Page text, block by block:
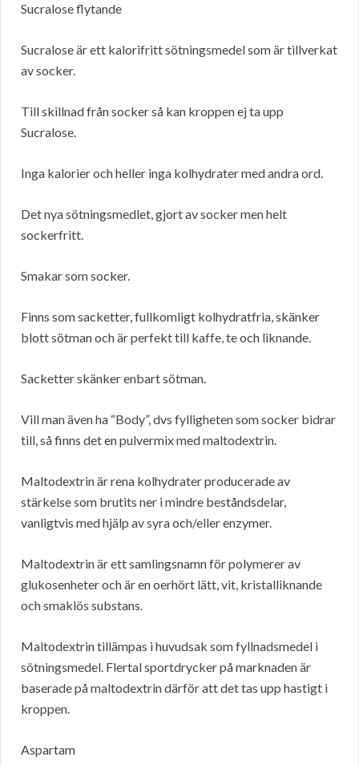
Sucralose flytande
Sucralose är ett kalorifritt sötningsmedel som är tillverkat
av socker.
Till skillnad från socker så kan kroppen ej ta upp
Sucralose.
Inga kalorier och heller inga kolhydrater med andra ord.
Det nya sötningsmedlet, gjort av socker men helt
sockerfritt.
Smakar som socker.
Finns som sacketter, fullkomligt kolhydratfria, skänker
blott sötman och är perfekt till kaffe, te och liknande.
Sacketter skänker enbart sötman.
Vill man även ha “Body”, dvs fylligheten som socker bidrar
till, så finns det en pulvermix med maltodextrin.
Maltodextrin är rena kolhydrater producerade av
stärkelse som brutits ner i mindre beståndsdelar,
vanligtvis med hjälp av syra och/eller enzymer.
Maltodextrin är ett samlingsnamn för polymerer av
glukosenheter och är en oerhört lätt, vit, kristalliknande
och smaklös substans.
Maltodextrin tillämpas i huvudsak som fyllnadsmedel i
sötningsmedel. Flertal sportdrycker på marknaden är
baserade på maltodextrin därför att det tas upp hastigt i
kroppen.
Aspartam